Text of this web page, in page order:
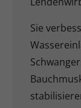
Sie